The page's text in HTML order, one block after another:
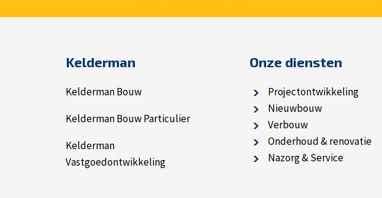
Kelderman
Kelderman Bouw
Kelderman Bouw Particulier
Kelderman
Vastgoedontwikkeling
Onze diensten
Projectontwikkeling
Nieuwbouw
Verbouw
Onderhoud & renovatie
Nazorg & Service